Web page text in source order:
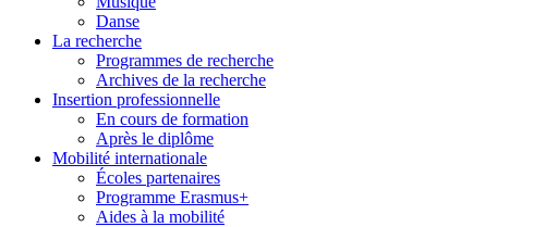
Danse
La recherche
Programmes de recherche
Archives de la recherche
Insertion professionnelle
En cours de formation
Après le diplôme
Mobilité internationale
Écoles partenaires
Programme Erasmus+
Aides à la mobilité